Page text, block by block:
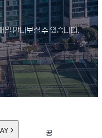
일 만나보실 수 있습니다.
공